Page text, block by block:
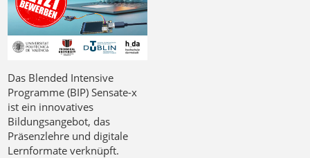
Das Blended Intensive
Programme (BIP) Sensate-x
ist ein innovatives
Bildungsangebot, das
Präsenzlehre und digitale
Lernformate verknüpft.